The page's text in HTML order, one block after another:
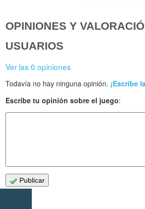
OPINIONES Y
USUARIOS
Ver las 0 opiniones
Todavía no hay ninguna opinión. ¡Escribe
Escribe tu opinión sobre el juego:
Publicar